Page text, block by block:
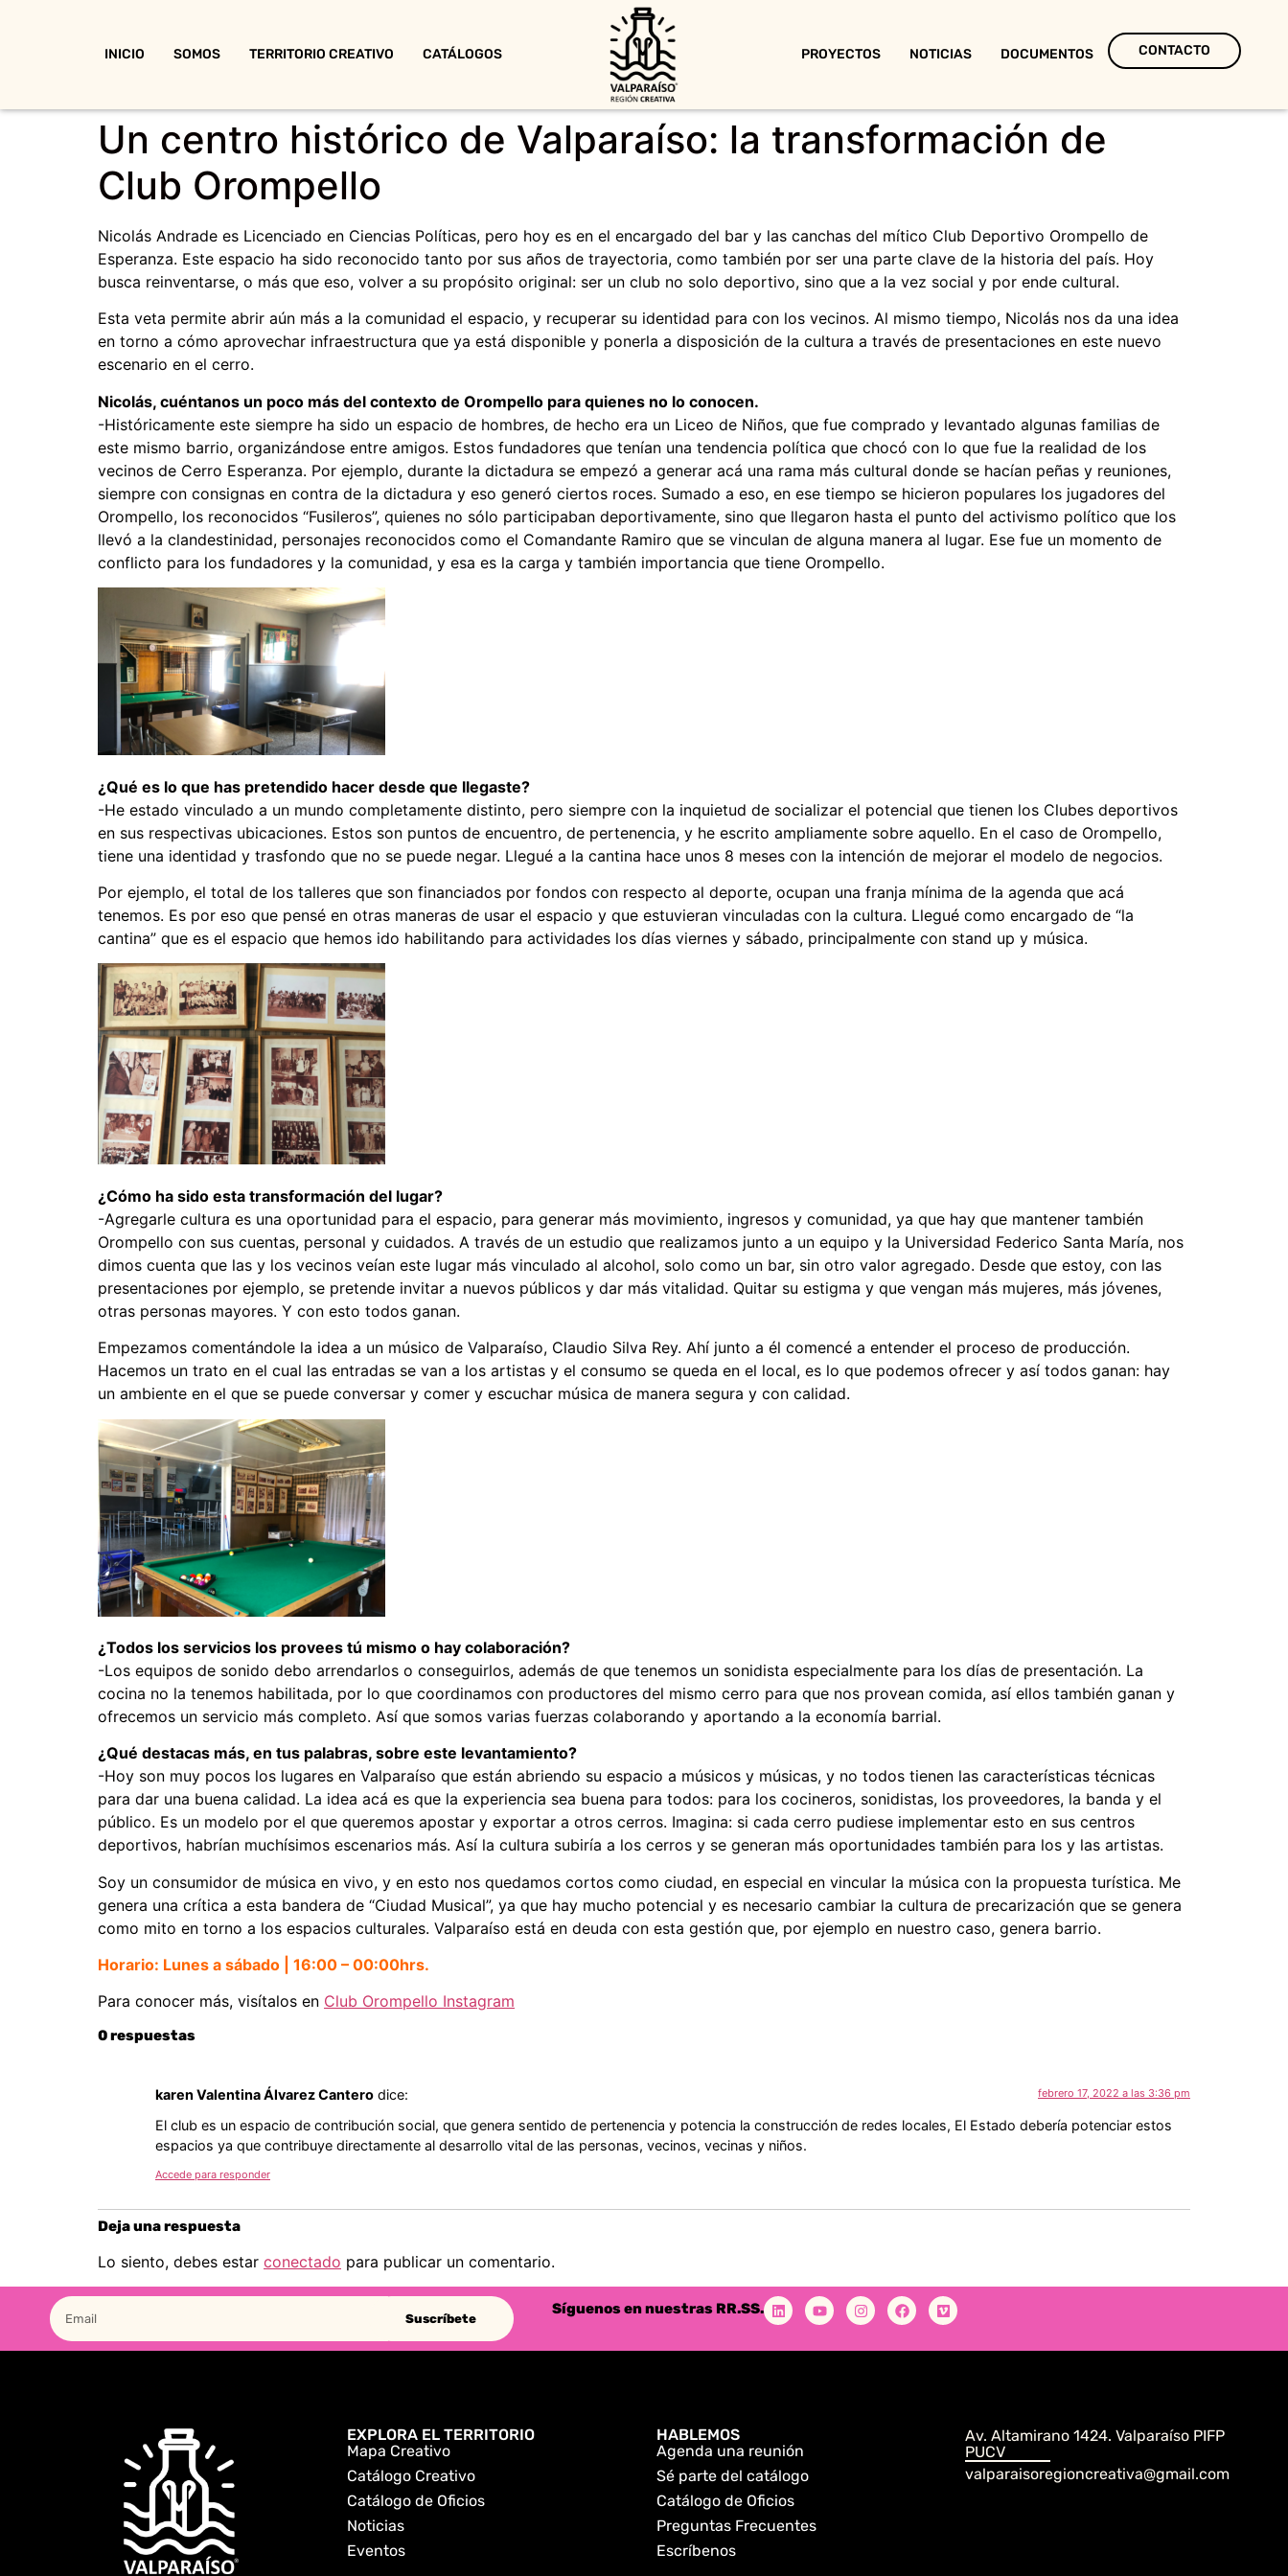
INICIO SOMOS TERRITORIO CREATIVO CATÁLOGOS PROYECTOS NOTICIAS DOCUMENTOS CONTACTO
Un centro histórico de Valparaíso: la transformación de
Club Orompello
Nicolás Andrade es Licenciado en Ciencias Políticas, pero hoy es en el encargado del bar y las canchas del mítico Club Deportivo Orompello de
Esperanza. Este espacio ha sido reconocido tanto por sus años de trayectoria, como también por ser una parte clave de la historia del país. Hoy
busca reinventarse, o más que eso, volver a su propósito original: ser un club no solo deportivo, sino que a la vez social y por ende cultural.
Esta veta permite abrir aún más a la comunidad el espacio, y recuperar su identidad para con los vecinos. Al mismo tiempo, Nicolás nos da una idea
en torno a cómo aprovechar infraestructura que ya está disponible y ponerla a disposición de la cultura a través de presentaciones en este nuevo
escenario en el cerro.
Nicolás, cuéntanos un poco más del contexto de Orompello para quienes no lo conocen.
-Históricamente este siempre ha sido un espacio de hombres, de hecho era un Liceo de Niños, que fue comprado y levantado algunas familias de
este mismo barrio, organizándose entre amigos. Estos fundadores que tenían una tendencia política que chocó con lo que fue la realidad de los
vecinos de Cerro Esperanza. Por ejemplo, durante la dictadura se empezó a generar acá una rama más cultural donde se hacían peñas y reuniones,
siempre con consignas en contra de la dictadura y eso generó ciertos roces. Sumado a eso, en ese tiempo se hicieron populares los jugadores del
Orompello, los reconocidos “Fusileros”, quienes no sólo participaban deportivamente, sino que llegaron hasta el punto del activismo político que los
llevó a la clandestinidad, personajes reconocidos como el Comandante Ramiro que se vinculan de alguna manera al lugar. Ese fue un momento de
conflicto para los fundadores y la comunidad, y esa es la carga y también importancia que tiene Orompello.
¿Qué es lo que has pretendido hacer desde que llegaste?
-He estado vinculado a un mundo completamente distinto, pero siempre con la inquietud de socializar el potencial que tienen los Clubes deportivos
en sus respectivas ubicaciones. Estos son puntos de encuentro, de pertenencia, y he escrito ampliamente sobre aquello. En el caso de Orompello,
tiene una identidad y trasfondo que no se puede negar. Llegué a la cantina hace unos 8 meses con la intención de mejorar el modelo de negocios.
Por ejemplo, el total de los talleres que son financiados por fondos con respecto al deporte, ocupan una franja mínima de la agenda que acá
tenemos. Es por eso que pensé en otras maneras de usar el espacio y que estuvieran vinculadas con la cultura. Llegué como encargado de “la
cantina” que es el espacio que hemos ido habilitando para actividades los días viernes y sábado, principalmente con stand up y música.
¿Cómo ha sido esta transformación del lugar?
-Agregarle cultura es una oportunidad para el espacio, para generar más movimiento, ingresos y comunidad, ya que hay que mantener también
Orompello con sus cuentas, personal y cuidados. A través de un estudio que realizamos junto a un equipo y la Universidad Federico Santa María, nos
dimos cuenta que las y los vecinos veían este lugar más vinculado al alcohol, solo como un bar, sin otro valor agregado. Desde que estoy, con las
presentaciones por ejemplo, se pretende invitar a nuevos públicos y dar más vitalidad. Quitar su estigma y que vengan más mujeres, más jóvenes,
otras personas mayores. Y con esto todos ganan.
Empezamos comentándole la idea a un músico de Valparaíso, Claudio Silva Rey. Ahí junto a él comencé a entender el proceso de producción.
Hacemos un trato en el cual las entradas se van a los artistas y el consumo se queda en el local, es lo que podemos ofrecer y así todos ganan: hay
un ambiente en el que se puede conversar y comer y escuchar música de manera segura y con calidad.
¿Todos los servicios los provees tú mismo o hay colaboración?
-Los equipos de sonido debo arrendarlos o conseguirlos, además de que tenemos un sonidista especialmente para los días de presentación. La
cocina no la tenemos habilitada, por lo que coordinamos con productores del mismo cerro para que nos provean comida, así ellos también ganan y
ofrecemos un servicio más completo. Así que somos varias fuerzas colaborando y aportando a la economía barrial.
¿Qué destacas más, en tus palabras, sobre este levantamiento?
-Hoy son muy pocos los lugares en Valparaíso que están abriendo su espacio a músicos y músicas, y no todos tienen las características técnicas
para dar una buena calidad. La idea acá es que la experiencia sea buena para todos: para los cocineros, sonidistas, los proveedores, la banda y el
público. Es un modelo por el que queremos apostar y exportar a otros cerros. Imagina: si cada cerro pudiese implementar esto en sus centros
deportivos, habrían muchísimos escenarios más. Así la cultura subiría a los cerros y se generan más oportunidades también para los y las artistas.
Soy un consumidor de música en vivo, y en esto nos quedamos cortos como ciudad, en especial en vincular la música con la propuesta turística. Me
genera una crítica a esta bandera de “Ciudad Musical”, ya que hay mucho potencial y es necesario cambiar la cultura de precarización que se genera
como mito en torno a los espacios culturales. Valparaíso está en deuda con esta gestión que, por ejemplo en nuestro caso, genera barrio.
Horario: Lunes a sábado | 16:00 – 00:00hrs.
Para conocer más, visítalos en Club Orompello Instagram
0 respuestas
karen Valentina Álvarez Cantero dice: febrero 17, 2022 a las 3:36 pm
El club es un espacio de contribución social, que genera sentido de pertenencia y potencia la construcción de redes locales, El Estado debería potenciar estos
espacios ya que contribuye directamente al desarrollo vital de las personas, vecinos, vecinas y niños.
Accede para responder
Deja una respuesta
Lo siento, debes estar conectado para publicar un comentario.
Suscríbete
Síguenos en nuestras RR.SS.
EXPLORA EL TERRITORIO
Mapa Creativo
Catálogo Creativo
Catálogo de Oficios
Noticias
Eventos
HABLEMOS
Agenda una reunión
Sé parte del catálogo
Catálogo de Oficios
Preguntas Frecuentes
Escríbenos
Av. Altamirano 1424. Valparaíso PIFP
PUCV
valparaisoregioncreativa@gmail.com